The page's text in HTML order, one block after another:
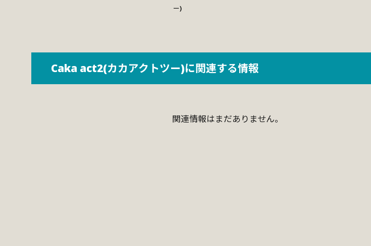
ー)
Caka act2(カカアクトツー)に関連する情報
関連情報はまだありません。